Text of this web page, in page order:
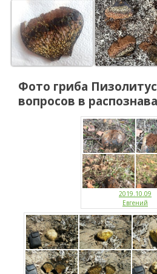
Фото гриба
вопросов в
2019.10.09
Евгений